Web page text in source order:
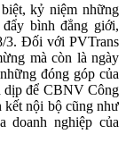
kỷ niệm những
bình đẳng giới,
3. Đối với PVTrans
mà còn là ngày
đóng góp của
dịp để CBNV Công
kết nội bộ cũng như
doanh nghiệp của